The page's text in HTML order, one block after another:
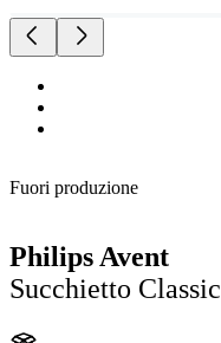
Fuori produzione
Philips Avent
Succhietto Classic